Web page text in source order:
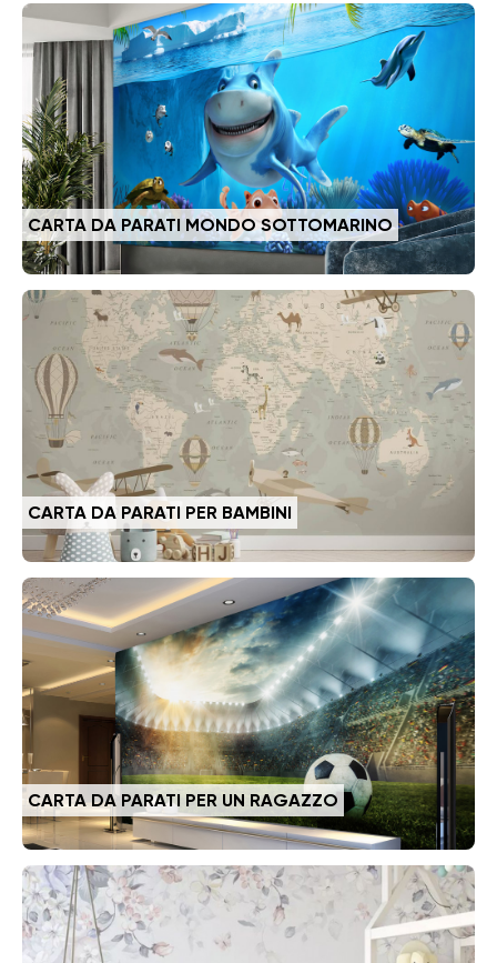
CARTA DA PARATI MONDO SOTTOMARINO
CARTA DA PARATI PER BAMBINI
CARTA DA PARATI PER UN RAGAZZO